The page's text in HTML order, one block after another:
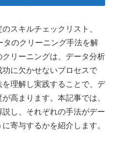
スキルチェックリスト、
タのクリーニング手法を解
リーニングは、データ分析
に欠かせないプロセスで
理解し実践することで、デ
高まります。本記事では、
し、それぞれの手法がデー
寄与するかを紹介します。